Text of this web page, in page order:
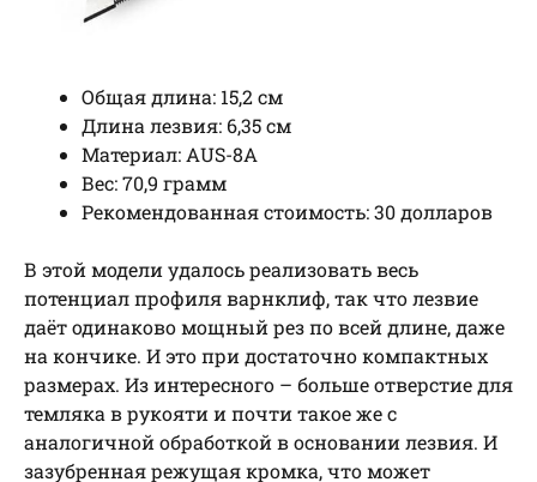
Общая длина: 15,2 см
Длина лезвия: 6,35 см
Материал: AUS-8A
Вес: 70,9 грамм
Рекомендованная стоимость: 30 долларов
В этой модели удалось реализовать весь
потенциал профиля варнклиф, так что лезвие
даёт одинаково мощный рез по всей длине, даже
на кончике. И это при достаточно компактных
размерах. Из интересного – больше отверстие для
темляка в рукояти и почти такое же с
аналогичной обработкой в основании лезвия. И
зазубренная режущая кромка, что может